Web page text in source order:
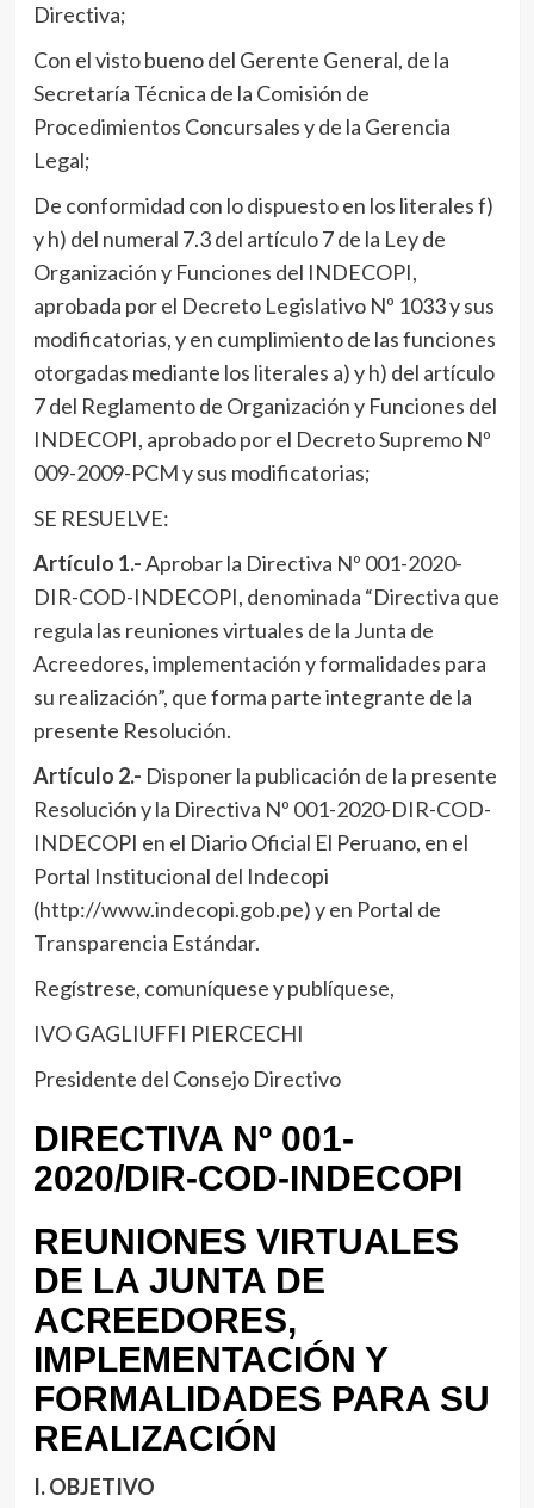
Directiva;
Con el visto bueno del Gerente General, de la
Secretaría Técnica de la Comisión de
Procedimientos Concursales y de la Gerencia
Legal;
De conformidad con lo dispuesto en los literales f)
y h) del numeral 7.3 del artículo 7 de la Ley de
Organización y Funciones del INDECOPI,
aprobada por el Decreto Legislativo Nº 1033 y sus
modificatorias, y en cumplimiento de las funciones
otorgadas mediante los literales a) y h) del artículo
7 del Reglamento de Organización y Funciones del
INDECOPI, aprobado por el Decreto Supremo Nº
009-2009-PCM y sus modificatorias;
SE RESUELVE:
Artículo 1.-Aprobar la Directiva Nº 001-2020-
DIR-COD-INDECOPI, denominada “Directiva que
regula las reuniones virtuales de la Junta de
Acreedores, implementación y formalidades para
su realización”, que forma parte integrante de la
presente Resolución.
Artículo 2.- Disponer la publicación de la presente
Resolución y la Directiva Nº 001-2020-DIR-COD-
INDECOPI en el Diario Oficial El Peruano, en el
Portal Institucional del Indecopi
(http://www.indecopi.gob.pe) y en Portal de
Transparencia Estándar.
Regístrese, comuníquese y publíquese,
IVO GAGLIUFFI PIERCECHI
Presidente del Consejo Directivo
DIRECTIVA Nº 001-
2020/DIR-COD-INDECOPI
REUNIONES VIRTUALES
DE LA JUNTA DE
ACREEDORES,
IMPLEMENTACIÓN Y
FORMALIDADES PARA SU
REALIZACIÓN
I. OBJETIVO